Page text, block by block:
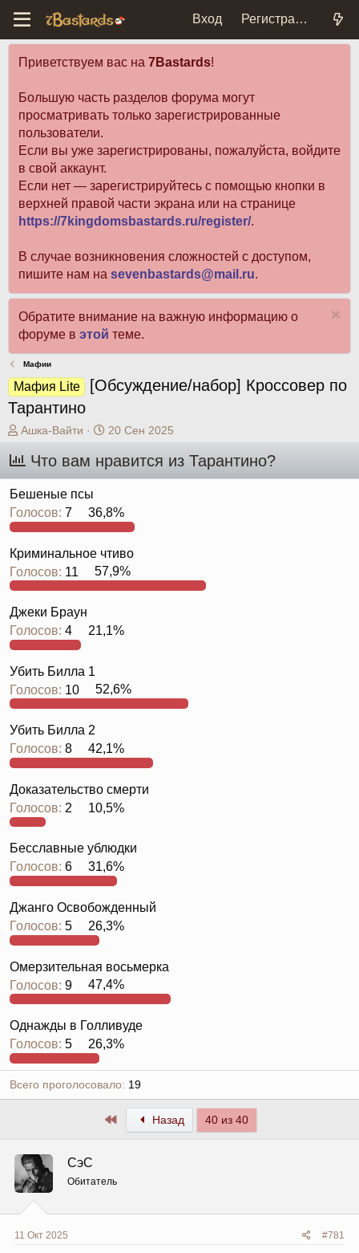
Вход Регистрация
Приветствуем вас на 7Bastards!
Большую часть разделов форума могут
просматривать только зарегистрированные
пользователи.
Если вы уже зарегистрированы, пожалуйста, войдите
в свой аккаунт.
Если нет — зарегистрируйтесь с помощью кнопки в
верхней правой части экрана или на странице
https://7kingdomsbastards.ru/register/.
В случае возникновения сложностей с доступом,
пишите нам на sevenbastards@mail.ru.
Обратите внимание на важную информацию о
форуме в этой теме.
Мафии
Мафия Lite
[Обсуждение/набор] Кроссовер по
Тарантино
А
р
е
м
ы
Ашка-Вайти
Д
т
а
ч
а
л
а
20 Сен 2025
Что вам нравится из Тарантино?
Бешеные псы
Голосов: 7 36,8%
Криминальное чтиво
Голосов: 11 57,9%
Джеки Браун
Голосов: 4 21,1%
Убить Билла 1
Голосов: 10 52,6%
Убить Билла 2
Голосов: 8 42,1%
Доказательство смерти
Голосов: 2 10,5%
Бесславные ублюдки
Голосов: 6 31,6%
Джанго Освобожденный
Голосов: 5 26,3%
Омерзительная восьмерка
Голосов: 9 47,4%
Однажды в Голливуде
Голосов: 5 26,3%
Всего проголосовало 19
ПервыйНазад 40 из 40
СэС
Обитатель
11 Окт 2025 #781